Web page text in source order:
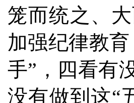
笼而统之、
加强纪律教
手”，四看有
没有做到这“